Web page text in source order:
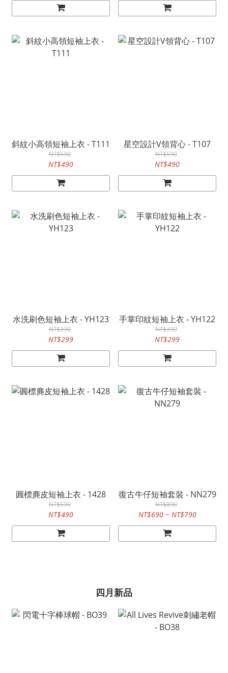
斜紋小高領短袖上衣 - T111
NT$590
NT$490
星空設計V領背心 - T107
NT$590
NT$490
水洗刷色短袖上衣 - YH123
NT$390
NT$299
手掌印紋短袖上衣 - YH122
NT$390
NT$299
圓標麂皮短袖上衣 - 1428
NT$590
NT$490
復古牛仔短袖套裝 - NN279
NT$890
NT$690 ~ NT$790
四月新品